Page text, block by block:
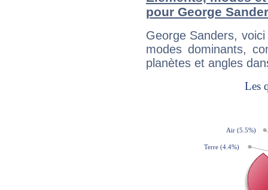
pour George
George Sanders,
modes dominants,
planètes et angles